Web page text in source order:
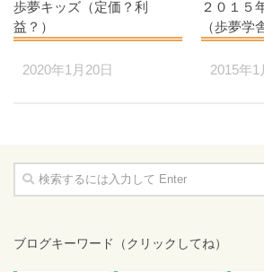
歩夢キッズ（定価？利
益？）
2020年1月20日
２０１
（歩夢学
2015年1
ブログキーワード（クリックしてね）